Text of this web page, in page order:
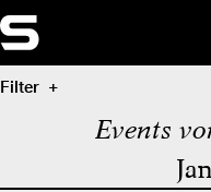
Filter
Events